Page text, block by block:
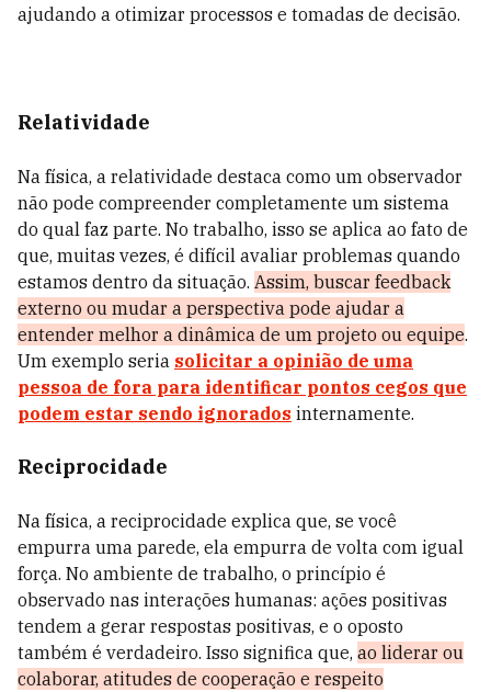
ajudando a otimizar processos e tomadas de decisão.
Relatividade
Na física, a relatividade destaca como um observador
não pode compreender completamente um sistema
do qual faz parte. No trabalho, isso se aplica ao fato de
que, muitas vezes, é difícil avaliar problemas quando
estamos dentro da situação. Assim, buscar feedback
externo ou mudar a perspectiva pode ajudar a
entender melhor a dinâmica de um projeto ou equipe.
Um exemplo seria solicitar a opinião de uma
pessoa de fora para identificar pontos cegos que
podem estar sendo ignorados internamente.
Reciprocidade
Na física, a reciprocidade explica que, se você
empurra uma parede, ela empurra de volta com igual
força. No ambiente de trabalho, o princípio é
observado nas interações humanas: ações positivas
tendem a gerar respostas positivas, e o oposto
também é verdadeiro. Isso significa que, ao liderar ou
colaborar, atitudes de cooperação e respeito